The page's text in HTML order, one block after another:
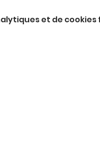
et de